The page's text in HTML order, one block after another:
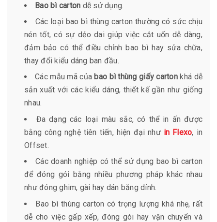
Bao bì carton dễ sử dụng.
Các loại bao bì thùng carton thường có sức chịu
nén tốt, có sự dẻo dai giúp việc cắt uốn dễ dàng,
đảm bảo có thể điều chỉnh bao bì hay sửa chữa,
thay đổi kiểu dáng ban đầu.
Các mẫu mã của bao bì thùng giấy carton khá dễ
sản xuất với các kiểu dáng, thiết kế gần như giống
nhau.
Đa dạng các loại màu sắc, có thể in ấn được
bằng công nghệ tiên tiến, hiện đại như in Flexo, in
Offset.
Các doanh nghiệp có thể sử dụng bao bì carton
để đóng gói bằng nhiều phương pháp khác nhau
như đóng ghim, gài hay dán băng dính.
Bao bì thùng carton có trọng lượng khá nhẹ, rất
dễ cho việc gấp xếp, đóng gói hay vận chuyển và